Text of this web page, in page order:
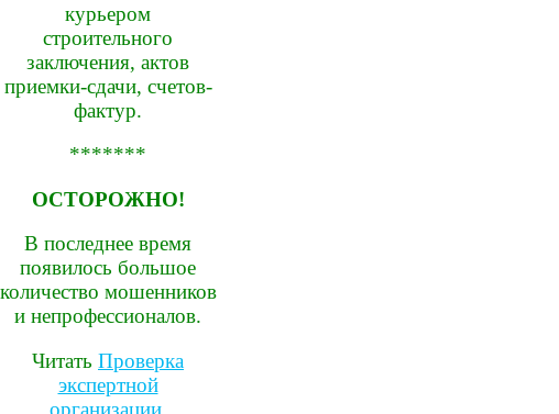
курьером
строительного
заключения, актов
приемки-сдачи, счетов-
фактур.
*******
ОСТОРОЖНО!
В последнее время
появилось большое
количество мошенников
и непрофессионалов.
Читать Проверка
экспертной
организации.